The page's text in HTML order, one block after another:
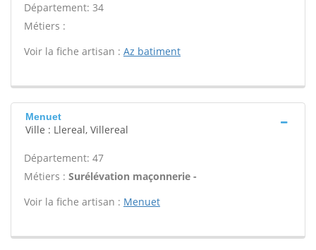
Département: 34
Métiers :
Voir la fiche artisan : Az batiment
Menuet
Ville : Llereal, Villereal
Département: 47
Métiers : Surélévation maçonnerie -
Voir la fiche artisan : Menuet